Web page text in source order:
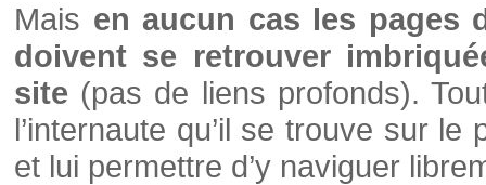
Mais en aucun cas les pages
doivent se retrouver
site (pas de liens profonds).
l’internaute qu’il se trouve sur
et lui permettre d’y naviguer